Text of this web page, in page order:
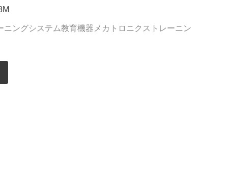
ングシステム教育機器メカトロニクストレーニン